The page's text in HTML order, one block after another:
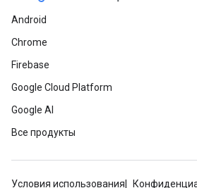
Android
Chrome
Firebase
Google Cloud Platform
Google AI
Все продукты
Условия использования